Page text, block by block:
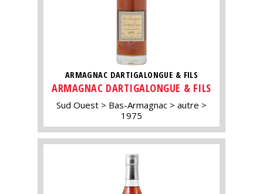
ARMAGNAC DARTIGALONGUE & FILS
ARMAGNAC DARTIGALONGUE & FILS
Sud Ouest Bas-Armagnac
autre
1975